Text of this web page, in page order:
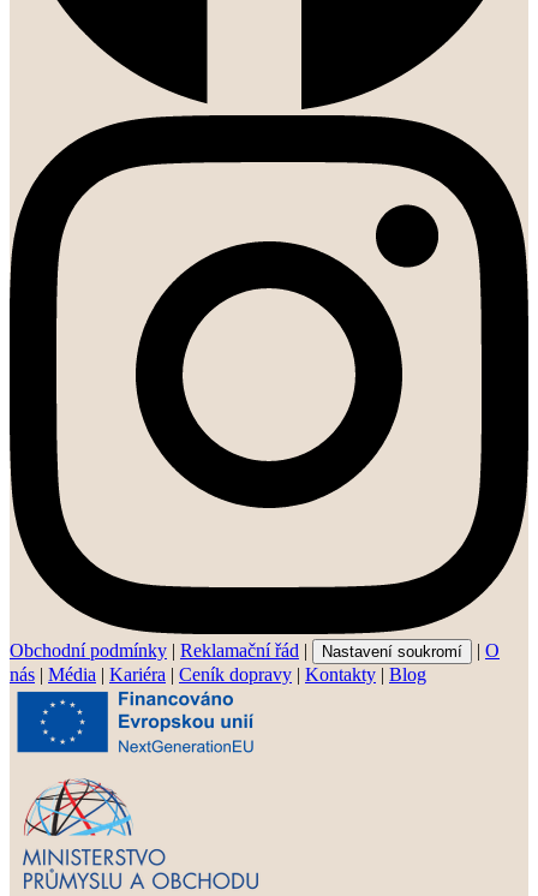
Obchodní podmínky | Reklamační řád | Nastavení soukromí | O
nás | Média | Kariéra | Ceník dopravy | Kontakty | Blog